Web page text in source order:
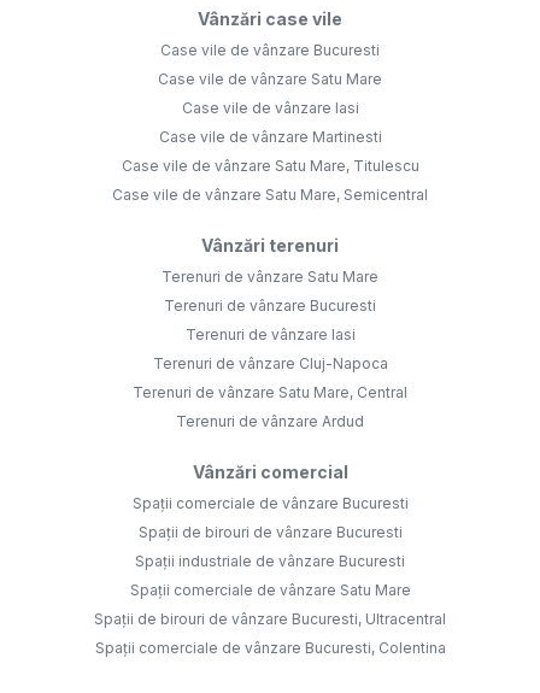
Vânzări case vile
Case vile de vânzare Bucuresti
Case vile de vânzare Satu Mare
Case vile de vânzare Iasi
Case vile de vânzare Martinesti
Case vile de vânzare Satu Mare, Titulescu
Case vile de vânzare Satu Mare, Semicentral
Vânzări terenuri
Terenuri de vânzare Satu Mare
Terenuri de vânzare Bucuresti
Terenuri de vânzare Iasi
Terenuri de vânzare Cluj-Napoca
Terenuri de vânzare Satu Mare, Central
Terenuri de vânzare Ardud
Vânzări comercial
Spații comerciale de vânzare Bucuresti
Spații de birouri de vânzare Bucuresti
Spații industriale de vânzare Bucuresti
Spații comerciale de vânzare Satu Mare
Spații de birouri de vânzare Bucuresti, Ultracentral
Spații comerciale de vânzare Bucuresti, Colentina